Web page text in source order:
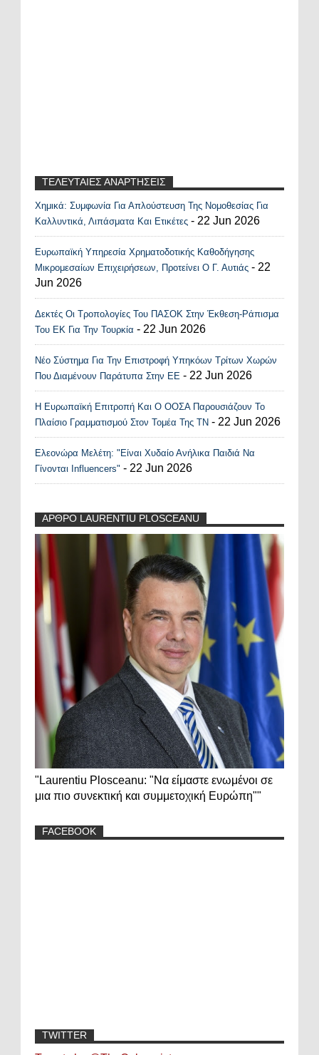
ΤΕΛΕΥΤΑΙΕΣ ΑΝΑΡΤΗΣΕΙΣ
Recent Posts Widget
Χημικά: Συμφωνία Για Απλούστευση Της Νομοθεσίας Για
Καλλυντικά, Λιπάσματα Και Ετικέτες - 22 Jun 2026
Ευρωπαϊκή Υπηρεσία Χρηματοδοτικής Καθοδήγησης
Μικρομεσαίων Επιχειρήσεων, Προτείνει Ο Γ. Αυτιάς - 22
Jun 2026
Δεκτές Οι Τροπολογίες Του ΠΑΣΟΚ Στην Έκθεση-Ράπισμα
Του ΕΚ Για Την Τουρκία - 22 Jun 2026
Νέο Σύστημα Για Την Επιστροφή Υπηκόων Τρίτων Χωρών
Που Διαμένουν Παράτυπα Στην ΕΕ - 22 Jun 2026
Η Ευρωπαϊκή Επιτροπή Και Ο ΟΟΣΑ Παρουσιάζουν Το
Πλαίσιο Γραμματισμού Στον Τομέα Της ΤΝ - 22 Jun 2026
Ελεονώρα Μελέτη: "Είναι Χυδαίο Ανήλικα Παιδιά Να
Γίνονται Influencers" - 22 Jun 2026
ΑΡΘΡΟ LAURENTIU PLOSCEANU
"Laurentiu Plosceanu: "Να είμαστε ενωμένοι σε
μια πιο συνεκτική και συμμετοχική Ευρώπη""
FACEBOOK
TWITTER